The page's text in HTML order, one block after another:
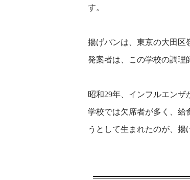
す。
揚げパンは、東京の大田区
発案者は、この学校の調理
昭和29年、インフルエンザ
学校では欠席者が多く、給
うとして生まれたのが、揚